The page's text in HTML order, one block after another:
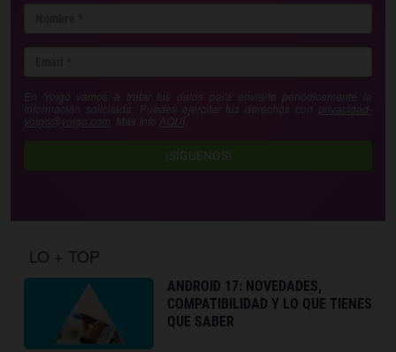
En Yoigo vamos a tratar tus datos para enviarte periódicamente la
información solicitada. Puedes ejercitar tus derechos con privacidad-
yoigo@yoigo.com . Más Info AQUÍ
¡SÍGUENOS!
LO + TOP
ANDROID 17: NOVEDADES,
COMPATIBILIDAD Y LO QUE TIENES
QUE SABER